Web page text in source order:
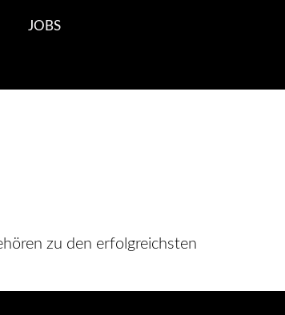
JOBS
zu den erfolgreichsten